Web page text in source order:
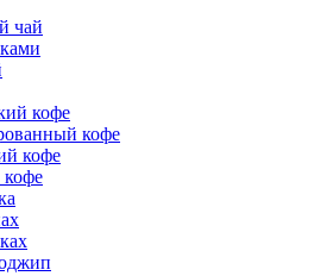
чай
кофе
кофе
кофе